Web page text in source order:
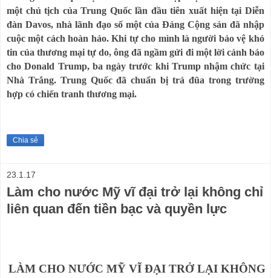
một chủ tịch của Trung Quốc lần đầu tiên xuất hiện tại Diễn
đàn Davos, nhà lãnh đạo số một của Đảng Cộng sản đã nhập
cuộc một cách hoàn hảo. Khi tự cho mình là người bảo vệ khó
tin của thương mại tự do, ông đã ngầm gửi đi một lời cảnh báo
cho Donald Trump, ba ngày trước khi Trump nhậm chức tại
Nhà Trắng. Trung Quốc đã chuẩn bị trả đũa trong trường
hợp có chiến tranh thương mại.
Chia sẻ
23.1.17
Làm cho nước Mỹ vĩ đại trở lại không chỉ
liên quan đến tiền bạc và quyền lực
LÀM CHO NƯỚC MỸ VĨ ĐẠI TRỞ LẠI KHÔNG